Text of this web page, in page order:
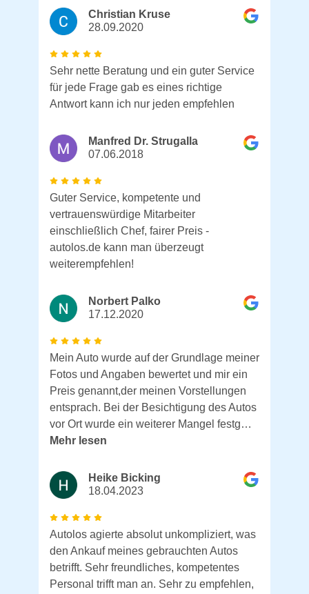
Christian Kruse
28.09.2020
Sehr nette Beratung und ein guter Service
für jede Frage gab es eines richtige
Antwort kann ich nur jeden empfehlen
Manfred Dr. Strugalla
07.06.2018
Guter Service, kompetente und
vertrauenswürdige Mitarbeiter
einschließlich Chef, fairer Preis -
autolos.de kann man überzeugt
weiterempfehlen!
Norbert Palko
17.12.2020
Mein Auto wurde auf der Grundlage meiner
Fotos und Angaben bewertet und mir ein
Preis genannt,der meinen Vorstellungen
entsprach. Bei der Besichtigung des Autos
vor Ort wurde ein weiterer Mangel festg…
Mehr lesen
Heike Bicking
18.04.2023
Autolos agierte absolut unkompliziert, was
den Ankauf meines gebrauchten Autos
betrifft. Sehr freundliches, kompetentes
Personal trifft man an. Sehr zu empfehlen,